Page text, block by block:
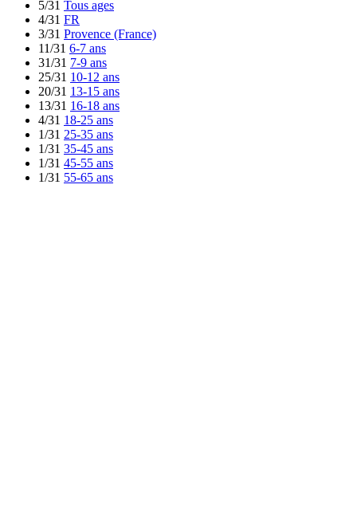
5/31 Tous ages
4/31 FR
3/31 Provence (France)
11/31 6-7 ans
31/31 7-9 ans
25/31 10-12 ans
20/31 13-15 ans
13/31 16-18 ans
4/31 18-25 ans
1/31 25-35 ans
1/31 35-45 ans
1/31 45-55 ans
1/31 55-65 ans